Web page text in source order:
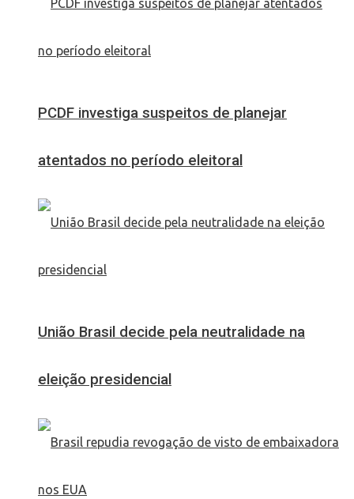
PCDF investiga suspeitos de planejar
atentados no período eleitoral
União Brasil decide pela neutralidade na
eleição presidencial